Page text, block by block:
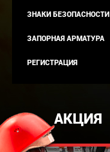
ЗНАКИ БЕЗОПАСНОСТИ
ЗАПОРНАЯ АРМАТУРА
РЕГИСТРАЦИЯ
АКЦИЯ